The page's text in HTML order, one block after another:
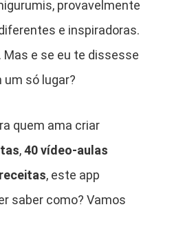
provavelmente
e inspiradoras.
e se eu te dissesse
só lugar?
quem ama criar
,40 vídeo-aulas
, este app
saber como? Vamos